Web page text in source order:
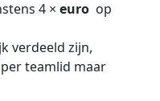
4 × euro op
verdeeld zijn,
teamlid maar